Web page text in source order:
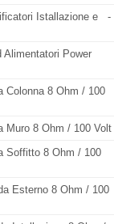
-
Istallazione e
Alimentatori Power
Colonna 8 Ohm / 100
Muro 8 Ohm / 100 Volt
Soffitto 8 Ohm / 100
Esterno 8 Ohm / 100